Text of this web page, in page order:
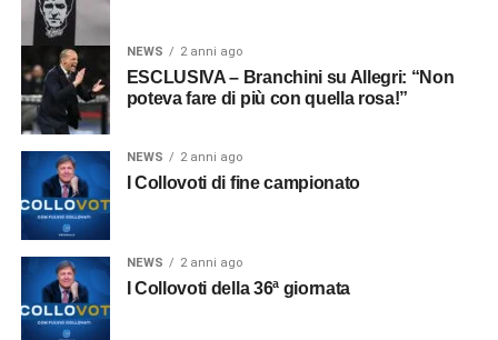
NEWS 2 anni ago
ESCLUSIVA – Branchini su Allegri: “Non
poteva fare di più con quella rosa!”
NEWS 2 anni ago
I Collovoti di fine campionato
NEWS 2 anni ago
I Collovoti della 36ª giornata